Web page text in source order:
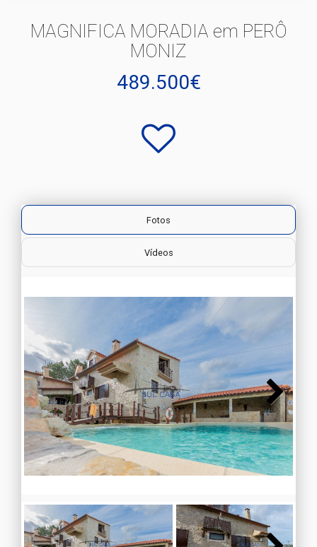
MAGNIFICA MORADIA em PERÔ
MONIZ
489.500€
Fotos
Vídeos
Next